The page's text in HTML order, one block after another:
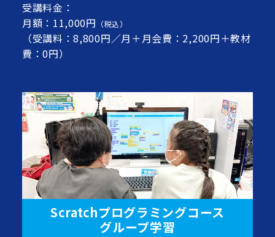
受講料金：
月額：11,000円 （税込）
（受講料：8,800円／月＋月会費：2,200円＋教材
費：0円）
Scratchプログラミングコース
グループ学習